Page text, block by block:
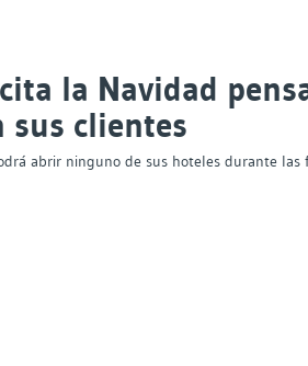
la Navidad
sus clientes
abrir ninguno de sus hoteles durante las